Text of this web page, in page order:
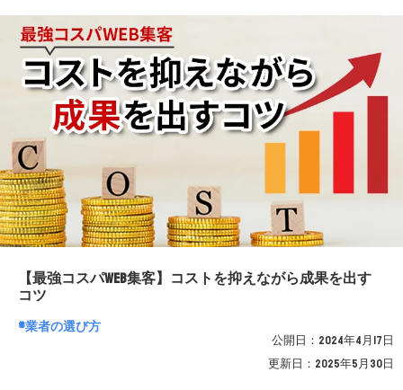
【最強コスパWEB集客】コストを抑えながら成果を出す
コツ
業者の選び方
公開日： 2024年4月17日
更新日： 2025年5月30日